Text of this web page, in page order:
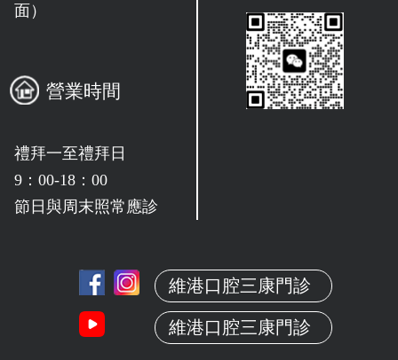
面）
營業時間
禮拜一至禮拜日
9：00-18：00
節日與周末照常應診
維港口腔三康門診
維港口腔三康門診